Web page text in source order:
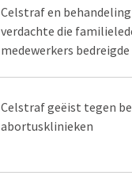
Celstraf en
verdachte die
medewerkers bedreigde
Celstraf geëist tegen
abortusklinieken